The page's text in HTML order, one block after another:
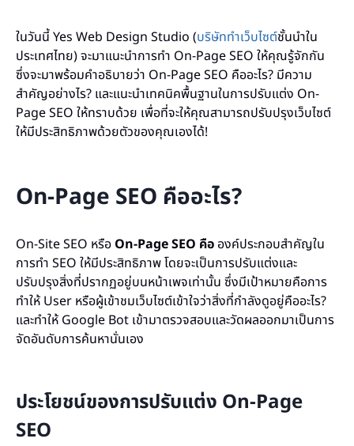
ในวันนี้ Yes Web Design Studio (บริษัททำเว็บไซต์ชั้นนำใน
ประเทศไทย) จะมาแนะนำการทำ On-Page SEO ให้คุณรู้จักกัน
ซึ่งจะมาพร้อมคำอธิบายว่า On-Page SEO คืออะไร? มีความ
สำคัญอย่างไร? และแนะนำเทคนิคพื้นฐานในการปรับแต่ง On-
Page SEO ให้ทราบด้วย เพื่อที่จะให้คุณสามารถปรับปรุงเว็บไซต์
ให้มีประสิทธิภาพด้วยตัวของคุณเองได้!
On-Page SEO คืออะไร?
On-Site SEO หรือ On-Page SEO คือ องค์ประกอบสำคัญใน
การทำ SEO ให้มีประสิทธิภาพ โดยจะเป็นการปรับแต่งและ
ปรับปรุงสิ่งที่ปรากฏอยู่บนหน้าเพจเท่านั้น ซึ่งมีเป้าหมายคือการ
ทำให้ User หรือผู้เข้าชมเว็บไซต์เข้าใจว่าสิ่งที่กำลังดูอยู่คืออะไร?
และทำให้ Google Bot เข้ามาตรวจสอบและวัดผลออกมาเป็นการ
จัดอันดับการค้นหานั่นเอง
ประโยชน์ของการปรับแต่ง On-Page
SEO